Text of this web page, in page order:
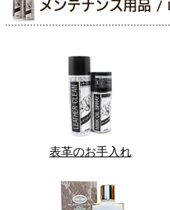
表革のお手入れ